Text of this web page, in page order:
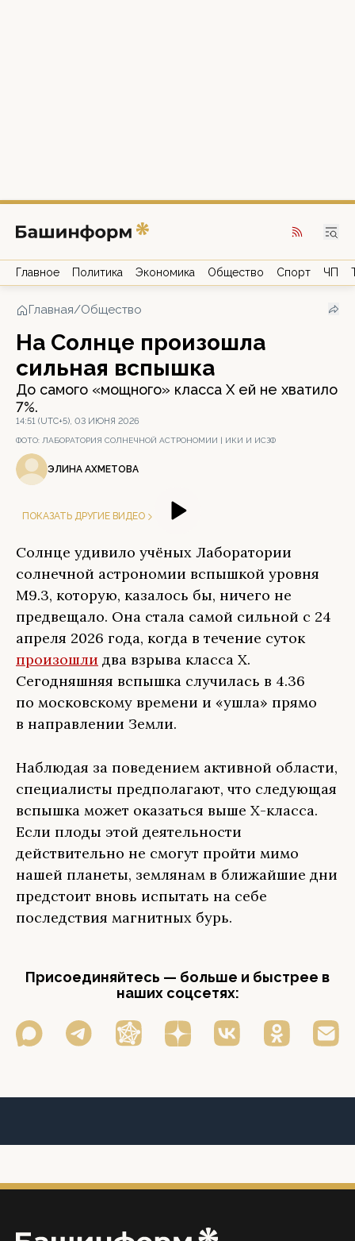
Главное Политика Экономика Общество Спорт ЧП
Главная/Общество
На Солнце произошла
сильная вспышка
До самого «мощного» класса Х ей не хватило
7%.
14:51 (UTC+5), 03 ИЮНЯ 2026
ФОТО: ЛАБОРАТОРИЯ СОЛНЕЧНОЙ АСТРОНОМИИ | ИКИ И ИСЗФ
ЭЛИНА АХМЕТОВА
ПОКАЗАТЬ ДРУГИЕ ВИДЕО
Солнце удивило учёных Лаборатории
солнечной астрономии вспышкой уровня
M9.3, которую, казалось бы, ничего не
предвещало. Она стала самой сильной с 24
апреля 2026 года, когда в течение суток
произошли два взрыва класса Х.
Сегодняшняя вспышка случилась в 4.36
по московскому времени и «ушла» прямо
в направлении Земли.
Наблюдая за поведением активной области,
специалисты предполагают, что следующая
вспышка может оказаться выше Х-класса.
Если плоды этой деятельности
действительно не смогут пройти мимо
нашей планеты, землянам в ближайшие дни
предстоит вновь испытать на себе
последствия магнитных бурь.
Присоединяйтесь — больше и быстрее в
наших соцсетях: